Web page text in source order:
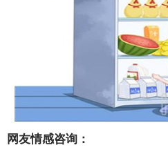
网友情感咨询：